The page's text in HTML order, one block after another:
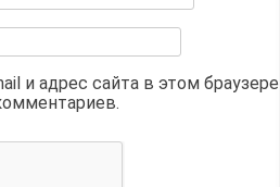
и адрес сайта в этом браузере